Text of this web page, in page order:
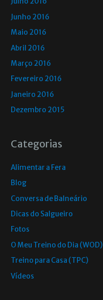
Junho 2016
Maio 2016
Abril 2016
Março 2016
Fevereiro 2016
Janeiro 2016
Dezembro 2015
Categorias
Alimentar a Fera
Blog
Conversa de Balneário
Dicas do Salgueiro
Fotos
O Meu Treino do Dia (WOD)
Treino para Casa (TPC)
Vídeos